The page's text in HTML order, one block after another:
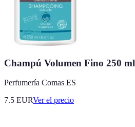
Champú Volumen Fino 250 ml
Perfumería Comas ES
7.5 EURVer el precio